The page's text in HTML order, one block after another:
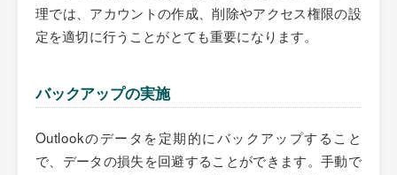
理では、アカウントの作成、削除やアクセス権限の設
定を適切に行うことがとても重要になります。
バックアップの実施
Outlookのデータを定期的にバックアップすること
で、データの損失を回避することができます。手動で